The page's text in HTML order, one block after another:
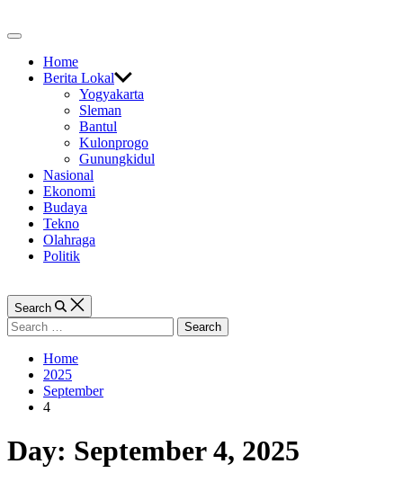
to
Off
CanvasHome
Berita Lokal
Yogyakarta
Sleman
Bantul
Kulonprogo
Gunungkidul
Nasional
Ekonomi
Budaya
Tekno
Olahraga
Politik
Search
Search
for:
Home
2025
September
4
Day: September 4, 2025